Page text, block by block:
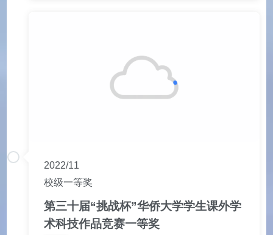
2022/11
校级一等奖
第三十届“挑战杯”华侨大学学生课外学
术科技作品竞赛一等奖